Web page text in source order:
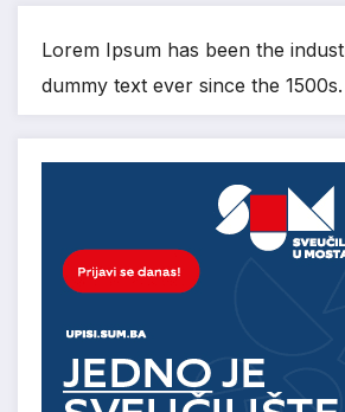
Lorem Ipsum has been the
dummy text ever since the 1500s.